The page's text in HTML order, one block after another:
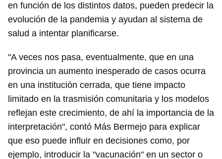
en función de los distintos datos, pueden predecir la
evolución de la pandemia y ayudan al sistema de
salud a intentar planificarse.
"A veces nos pasa, eventualmente, que en una
provincia un aumento inesperado de casos ocurra
en una institución cerrada, que tiene impacto
limitado en la trasmisión comunitaria y los modelos
reflejan este crecimiento, de ahí la importancia de la
interpretación", contó Más Bermejo para explicar
que eso puede influir en decisiones como, por
ejemplo, introducir la "vacunación" en un sector o